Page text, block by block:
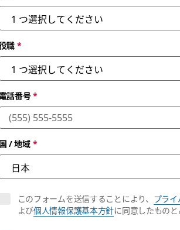
among
how software engineers are using AI
職*
話番号*
/ 地域*
このフォームを送信することにより、 プラ
よび個人情報保護基本方針に同意したものと